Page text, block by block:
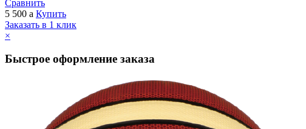
Сравнить
5 500 a Купить
Заказать в 1 клик
×
Быстрое оформление заказа